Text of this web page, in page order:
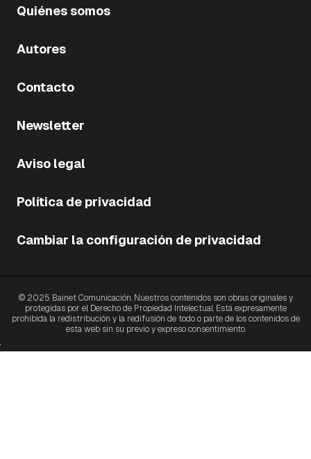
Quiénes somos
Autores
Contacto
Newsletter
Aviso legal
Política de privacidad
Cambiar la configuración de privacidad
© 2025 Bainet Comunicación. Nuestros contenidos son obras originales y
protegidas por el Derecho de Propiedad Intelectual. Está expresamente
prohibida la redistribución y la redifusión de todo o parte de los contenidos de
esta web sin su previo y expreso consentimiento.